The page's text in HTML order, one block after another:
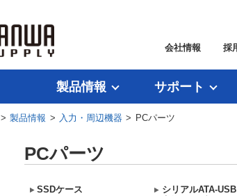
会社情報 採
製品情報 サポート
>製品情報 > 入力・周辺機器 > PCパーツ
PCパーツ
SSDケース
シリアルATA-USB